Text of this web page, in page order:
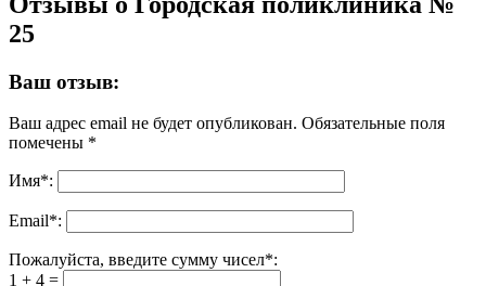
25
Ваш отзыв:
Ваш адрес email не будет опубликован. Обязательные поля
помечены *
Имя*:
Email*:
Пожалуйста, введите сумму чисел*:
1 + 4 =